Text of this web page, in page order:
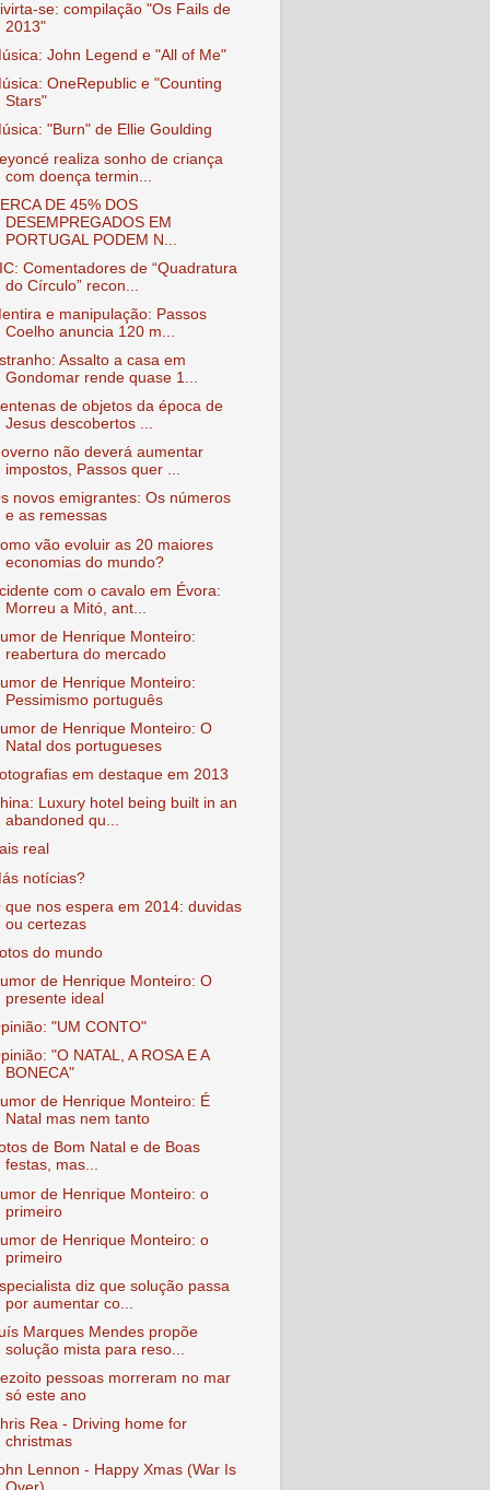
se: compilação "Os Fails de
2013"
John Legend e "All of Me"
OneRepublic e "Counting
Stars"
"Burn" de Ellie Goulding
realiza sonho de criança
com doença termin...
DE 45% DOS
DESEMPREGADOS EM
PORTUGAL PODEM N...
Comentadores de “Quadratura
do Círculo” recon...
e manipulação: Passos
Coelho anuncia 120 m...
Assalto a casa em
Gondomar rende quase 1...
de objetos da época de
Jesus descobertos ...
não deverá aumentar
impostos, Passos quer ...
novos emigrantes: Os números
e as remessas
vão evoluir as 20 maiores
economias do mundo?
com o cavalo em Évora:
Morreu a Mitó, ant...
de Henrique Monteiro:
reabertura do mercado
de Henrique Monteiro:
Pessimismo português
de Henrique Monteiro: O
Natal dos portugueses
em destaque em 2013
Luxury hotel being built in an
abandoned qu...
real
notícias?
que nos espera em 2014: duvidas
ou certezas
do mundo
de Henrique Monteiro: O
presente ideal
"UM CONTO"
"O NATAL, A ROSA E A
BONECA"
de Henrique Monteiro: É
Natal mas nem tanto
de Bom Natal e de Boas
festas, mas...
de Henrique Monteiro: o
primeiro
de Henrique Monteiro: o
primeiro
diz que solução passa
por aumentar co...
Marques Mendes propõe
solução mista para reso...
pessoas morreram no mar
só este ano
Rea - Driving home for
christmas
Lennon - Happy Xmas (War Is